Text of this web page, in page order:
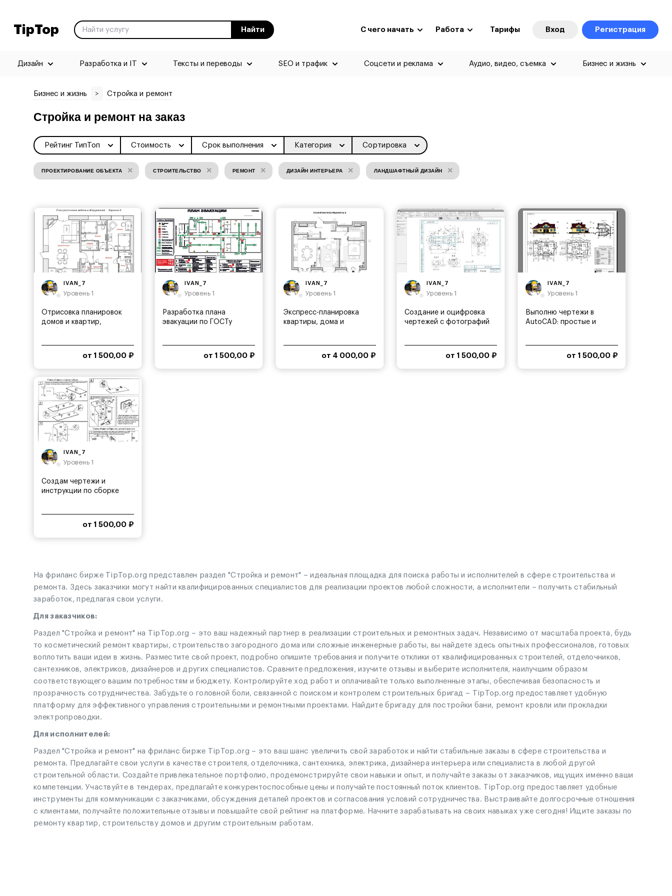
TipTop Найти С чего начать Работа Тарифы Вход Регистрация
Дизайн Разработка и IT Тексты и переводы SEO и трафик Соцсети и реклама Аудио, видео, съемка Бизнес и жизнь
Бизнес и жизнь > Стройка и ремонт
Стройка и ремонт на заказ
Рейтинг ТипТоп Стоимость Срок выполнения Категория Сортировка
ПРОЕКТИРОВАНИЕ ОБЪЕКТА × СТРОИТЕЛЬСТВО × РЕМОНТ × ДИЗАЙН ИНТЕРЬЕРА × ЛАНДШАФТНЫЙ ДИЗАЙН ×
IVAN_7
Уровень 1
Отрисовка планировок
домов и квартир,
от 1 500,00 ₽
IVAN_7
Уровень 1
Разработка плана
эвакуации по ГОСТу
от 1 500,00 ₽
IVAN_7
Уровень 1
Экспресс-планировка
квартиры, дома и
от 4 000,00 ₽
IVAN_7
Уровень 1
Создание и оцифровка
чертежей с фотографий
от 1 500,00 ₽
IVAN_7
Уровень 1
Выполню чертежи в
AutoCAD: простые и
от 1 500,00 ₽
IVAN_7
Уровень 1
Создам чертежи и
инструкции по сборке
от 1 500,00 ₽
На фриланс бирже TipTop.org представлен раздел "Стройка и ремонт" – идеальная площадка для поиска работы и исполнителей в сфере строительства и
ремонта. Здесь заказчики могут найти квалифицированных специалистов для реализации проектов любой сложности, а исполнители – получить стабильный
заработок, предлагая свои услуги.
Для заказчиков:
Раздел "Стройка и ремонт" на TipTop.org – это ваш надежный партнер в реализации строительных и ремонтных задач. Независимо от масштаба проекта, будь
то косметический ремонт квартиры, строительство загородного дома или сложные инженерные работы, вы найдете здесь опытных профессионалов, готовых
воплотить ваши идеи в жизнь. Разместите свой проект, подробно опишите требования и получите отклики от квалифицированных строителей, отделочников,
сантехников, электриков, дизайнеров и других специалистов. Сравните предложения, изучите отзывы и выберите исполнителя, наилучшим образом
соответствующего вашим потребностям и бюджету. Контролируйте ход работ и оплачивайте только выполненные этапы, обеспечивая безопасность и
прозрачность сотрудничества. Забудьте о головной боли, связанной с поиском и контролем строительных бригад – TipTop.org предоставляет удобную
платформу для эффективного управления строительными и ремонтными проектами. Найдите бригаду для постройки бани, ремонт кровли или прокладки
электропроводки.
Для исполнителей:
Раздел "Стройка и ремонт" на фриланс бирже TipTop.org – это ваш шанс увеличить свой заработок и найти стабильные заказы в сфере строительства и
ремонта. Предлагайте свои услуги в качестве строителя, отделочника, сантехника, электрика, дизайнера интерьера или специалиста в любой другой
строительной области. Создайте привлекательное портфолио, продемонстрируйте свои навыки и опыт, и получайте заказы от заказчиков, ищущих именно ваши
компетенции. Участвуйте в тендерах, предлагайте конкурентоспособные цены и получайте постоянный поток клиентов. TipTop.org предоставляет удобные
инструменты для коммуникации с заказчиками, обсуждения деталей проектов и согласования условий сотрудничества. Выстраивайте долгосрочные отношения
с клиентами, получайте положительные отзывы и повышайте свой рейтинг на платформе. Начните зарабатывать на своих навыках уже сегодня! Ищите заказы по
ремонту квартир, строительству домов и другим строительным работам.